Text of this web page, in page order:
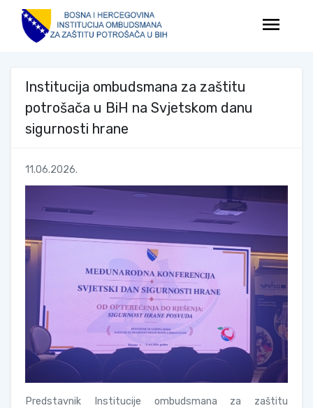
menu
Institucija ombudsmana za zaštitu
potrošača u BiH na Svjetskom danu
sigurnosti hrane
11.06.2026.
Predstavnik Institucije ombudsmana za zaštitu